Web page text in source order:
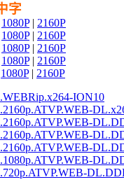
字
1080P| 2160P
1080P| 2160P
1080P| 2160P
1080P| 2160P
1080P| 2160P
ION10